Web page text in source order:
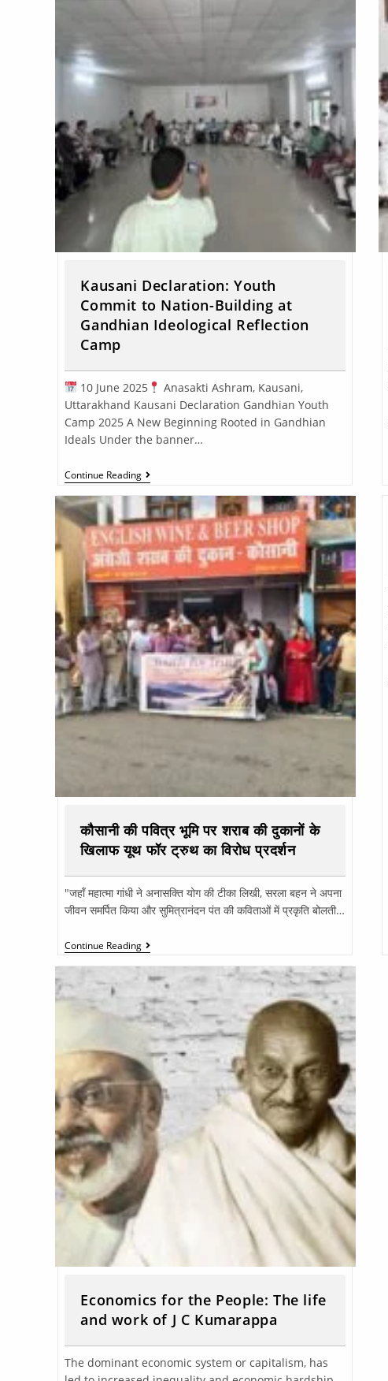
Kausani Declaration: Youth
Commit to Nation-Building at
Gandhian Ideological Reflection
Camp
10 June 2025
Anasakti Ashram, Kausani,
Uttarakhand Kausani Declaration Gandhian Youth
Camp 2025 A New Beginning Rooted in Gandhian
Ideals Under the banner…
Continue Reading
कौसानी की पवित्र भूमि पर शराब की दुकानों के
खिलाफ यूथ फॉर ट्रुथ का विरोध प्रदर्शन
"जहाँ महात्मा गांधी ने अनासक्ति योग की टीका लिखी, सरला बहन ने अपना
जीवन समर्पित किया और सुमित्रानंदन पंत की कविताओं में प्रकृति बोलती…
Continue Reading
Economics for the People: The life
and work of J C Kumarappa
The dominant economic system or capitalism, has